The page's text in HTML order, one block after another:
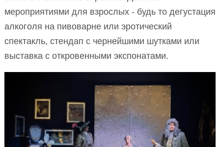
мероприятиями для взрослых - будь то дегустация
алкоголя на пивоварне или эротический
спектакль, стендап с чернейшими шутками или
выставка с откровенными экспонатами.